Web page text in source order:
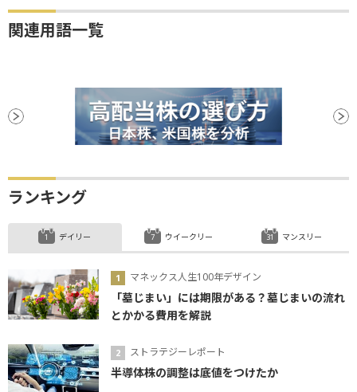
関連用語一覧
ランキング
デイリー
マネックス人生100年デザイン
「墓じまい」には期限がある？墓じまいの流れ
とかかる費用を解説
ストラテジーレポート
半導体株の調整は底値をつけたか
ウイークリー マンスリー